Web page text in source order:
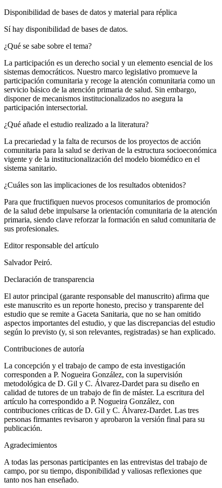
Disponibilidad de bases de datos y material para réplica
Sí hay disponibilidad de bases de datos.
¿Qué se sabe sobre el tema?
La participación es un derecho social y un elemento esencial de los
sistemas democráticos. Nuestro marco legislativo promueve la
participación comunitaria y recoge la atención comunitaria como un
servicio básico de la atención primaria de salud. Sin embargo,
disponer de mecanismos institucionalizados no asegura la
participación intersectorial.
¿Qué añade el estudio realizado a la literatura?
La precariedad y la falta de recursos de los proyectos de acción
comunitaria para la salud se derivan de la estructura socioeconómica
vigente y de la institucionalización del modelo biomédico en el
sistema sanitario.
¿Cuáles son las implicaciones de los resultados obtenidos?
Para que fructifiquen nuevos procesos comunitarios de promoción
de la salud debe impulsarse la orientación comunitaria de la atención
primaria, siendo clave reforzar la formación en salud comunitaria de
sus profesionales.
Editor responsable del artículo
Salvador Peiró.
Declaración de transparencia
El autor principal (garante responsable del manuscrito) afirma que
este manuscrito es un reporte honesto, preciso y transparente del
estudio que se remite a Gaceta Sanitaria, que no se han omitido
aspectos importantes del estudio, y que las discrepancias del estudio
según lo previsto (y, si son relevantes, registradas) se han explicado.
Contribuciones de autoría
La concepción y el trabajo de campo de esta investigación
corresponden a P. Nogueira González, con la supervisión
metodológica de D. Gil y C. Álvarez-Dardet para su diseño en
calidad de tutores de un trabajo de fin de máster. La escritura del
artículo ha correspondido a P. Nogueira González, con
contribuciones críticas de D. Gil y C. Álvarez-Dardet. Las tres
personas firmantes revisaron y aprobaron la versión final para su
publicación.
Agradecimientos
A todas las personas participantes en las entrevistas del trabajo de
campo, por su tiempo, disponibilidad y valiosas reflexiones que
tanto nos han enseñado.